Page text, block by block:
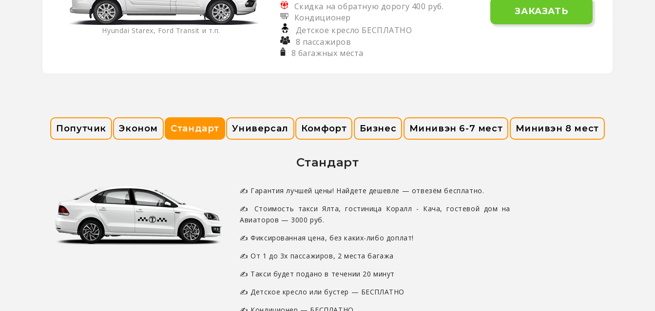
Hyundai Starex, Ford Transit и т.п.
Скидка на обратную дорогу 400 руб.
Кондиционер
Детское кресло БЕСПЛАТНО
8 пассажиров
8 багажных места
ЗАКАЗАТЬ
Попутчик Эконом Стандарт Универсал Комфорт Бизнес Минивэн 6-7 мест Минивэн 8 мест
Стандарт
✍ Гарантия лучшей цены! Найдете дешевле — отвезём бесплатно.
✍ Стоимость такси Ялта, гостиница Коралл - Кача, гостевой дом на
Авиаторов — 3000 руб.
✍ Фиксированная цена, без каких-либо доплат!
✍ От 1 до 3х пассажиров, 2 места багажа
✍ Такси будет подано в течении 20 минут
✍ Детское кресло или бустер — БЕСПЛАТНО